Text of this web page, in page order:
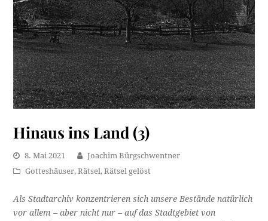
Hinaus ins Land (3)
8. Mai 2021
Joachim Bürgschwentner
Gotteshäuser,Rätsel,Rätsel gelöst
Als Stadtarchiv konzentrieren sich unsere Bestände natürlich
vor allem – aber nicht nur – auf das Stadtgebiet von